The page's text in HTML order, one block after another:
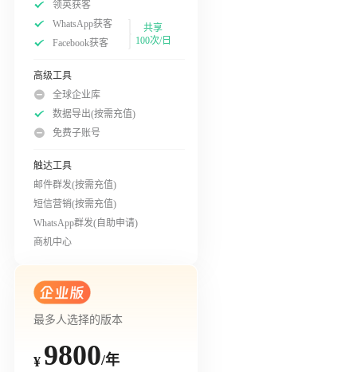
领英获客
WhatsApp获客
Facebook获客
共享
100次/日
高级工具
全球企业库
数据导出(按需充值)
免费子账号
触达工具
邮件群发(按需充值)
短信营销(按需充值)
WhatsApp群发(自助申请)
商机中心
最多人选择的版本
¥ 9800/年